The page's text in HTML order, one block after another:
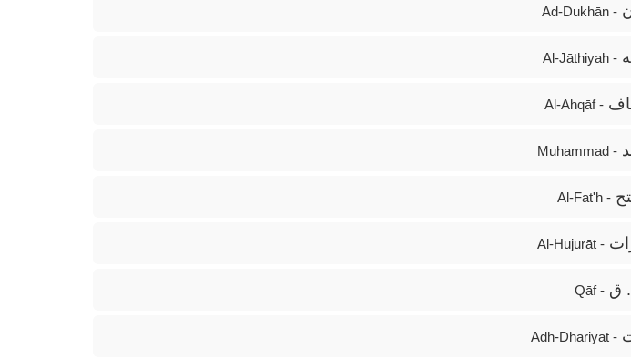
- Ad-Dukhān
- Al-Jāthiyah
- Al-Ahqāf
- Muhammad
- Al-Fat'h
- Al-Hujurāt
- Qāf
- Adh-Dhāriyāt